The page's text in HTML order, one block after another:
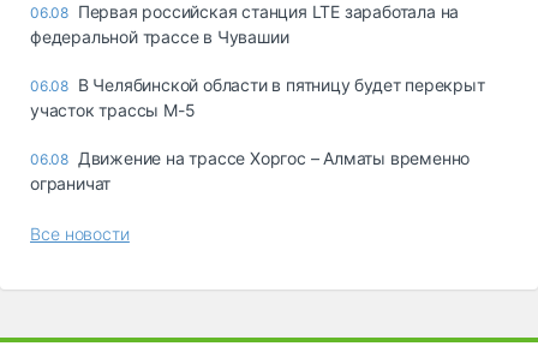
06.08 Первая российская станция LTE заработала на
федеральной трассе в Чувашии
06.08 В Челябинской области в пятницу будет перекрыт
участок трассы М-5
06.08 Движение на трассе Хоргос – Алматы временно
ограничат
Все новости